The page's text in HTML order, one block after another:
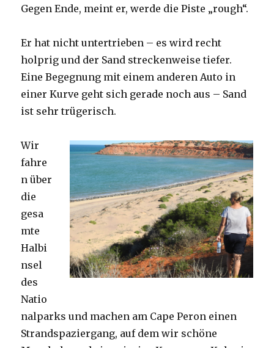
Gegen Ende, meint er, werde die Piste „rough“.
Er hat nicht untertrieben – es wird recht
holprig und der Sand streckenweise tiefer.
Eine Begegnung mit einem anderen Auto in
einer Kurve geht sich gerade noch aus – Sand
ist sehr trügerisch.
Wir
fahre
n über
die
gesa
mte
Halbi
nsel
des
Natio
nalparks und machen am Cape Peron einen
Strandspaziergang, auf dem wir schöne